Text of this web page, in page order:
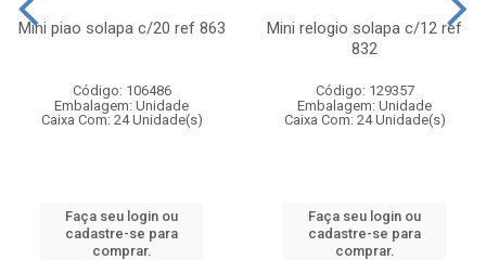
Mini piao solapa c/20 ref 863
Código: 106486
Embalagem: Unidade
Caixa Com: 24 Unidade(s)
Faça seu login ou
cadastre-se para
comprar.
Mini relogio solapa c/12 ref
832
Código: 129357
Embalagem: Unidade
Caixa Com: 24 Unidade(s)
Faça seu login ou
cadastre-se para
comprar.